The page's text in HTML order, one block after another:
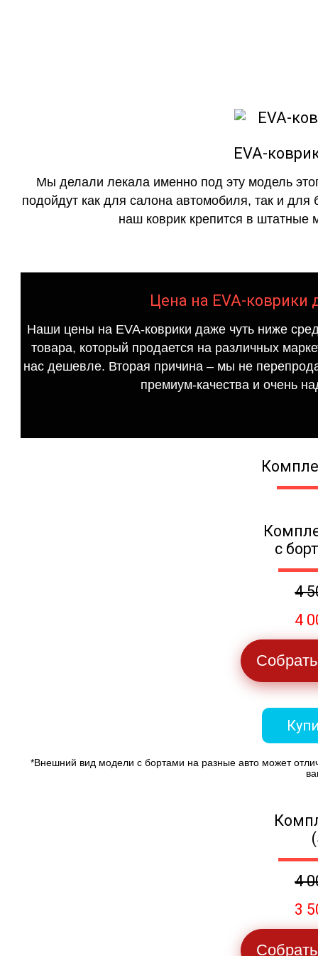
EVA-
Мы делали лекала именно под эту модель
подойдут как для салона автомобиля, так и для
наш коврик крепится в штатные
Цена на EVA-коврики
Наши цены на EVA-коврики даже чуть ниже
товара, который продается на различных
нас дешевле. Вторая причина – мы не
премиум-качества и очень
с
4
4
*Внешний вид модели с бортами на разные авто может
4
3